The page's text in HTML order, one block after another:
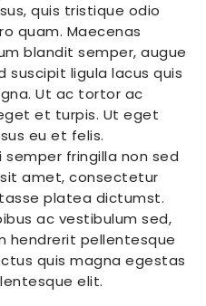
quis tristique odio
quam. Maecenas
blandit semper, augue
suscipit ligula lacus quis
Ut ac tortor ac
et turpis. Ut eget
eu et felis.
fringilla non sed
amet, consectetur
platea dictumst.
ac vestibulum sed,
hendrerit pellentesque
quis magna egestas
elit.